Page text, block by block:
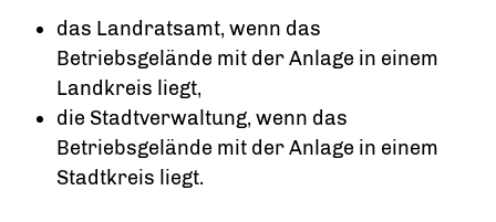
das Landratsamt, wenn das
Betriebsgelände mit der Anlage in einem
Landkreis liegt,
die Stadtverwaltung, wenn das
Betriebsgelände mit der Anlage in einem
Stadtkreis liegt.